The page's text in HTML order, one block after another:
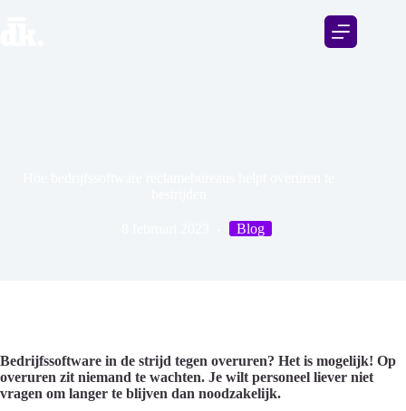
Blog
Bedrijfssoftware in de strijd tegen overuren? Het is mogelijk! Op
overuren zit niemand te wachten. Je wilt personeel liever niet
vragen om langer te blijven dan noodzakelijk.